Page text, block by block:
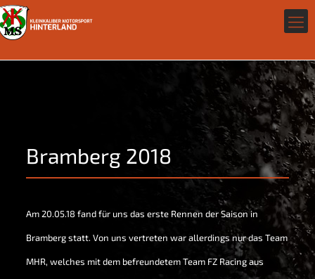
Bramberg 2018
Am 20.05.18 fand für uns das erste Rennen der Saison in
Bramberg statt. Von uns vertreten war allerdings nur das Team
MHR, welches mit dem befreundetem Team FZ Racing aus